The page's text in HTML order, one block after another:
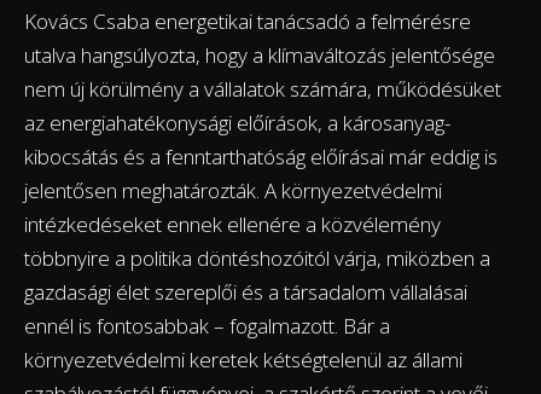
Kovács Csaba energetikai tanácsadó a felmérésre
utalva hangsúlyozta, hogy a klímaváltozás jelentősége
nem új körülmény a vállalatok számára, működésüket
az energiahatékonysági előírások, a károsanyag-
kibocsátás és a fenntarthatóság előírásai már eddig is
jelentősen meghatározták. A környezetvédelmi
intézkedéseket ennek ellenére a közvélemény
többnyire a politika döntéshozóitól várja, miközben a
gazdasági élet szereplői és a társadalom vállalásai
ennél is fontosabbak – fogalmazott. Bár a
környezetvédelmi keretek kétségtelenül az állami